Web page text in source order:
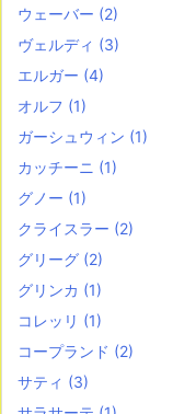
ウェーバー (2)
ヴェルディ (3)
エルガー (4)
オルフ (1)
ガーシュウィン (1)
カッチーニ (1)
グノー (1)
クライスラー (2)
グリーグ (2)
グリンカ (1)
コレッリ (1)
コープランド (2)
サティ (3)